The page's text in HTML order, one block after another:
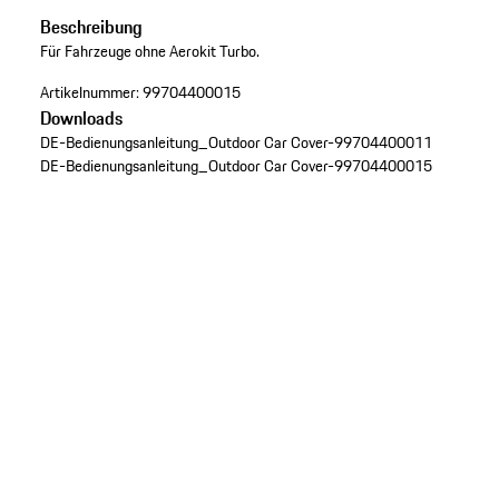
Beschreibung
Für Fahrzeuge ohne Aerokit Turbo.
Artikelnummer:99704400015
Downloads
DE-Bedienungsanleitung_Outdoor Car Cover-99704400011
DE-Bedienungsanleitung_Outdoor Car Cover-99704400015